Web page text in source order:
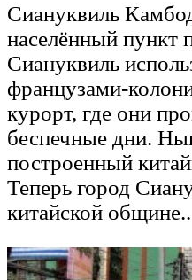
Сиануквиль
населённый пункт
Сиануквиль
французами-
курорт, где они
беспечные дни.
построенный
Теперь город
китайской